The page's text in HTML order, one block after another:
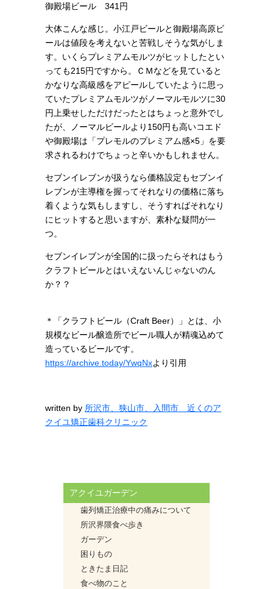
御殿場ビール 341円
大体こんな感じ。小江戸ビールと御殿場高原ビ
ールは値段を考えないと苦戦しそうな気がしま
す。いくらプレミアムモルツがヒットしたとい
っても215円ですから。ＣＭなどを見ていると
かなりな高級感をアピールしていたように思っ
ていたプレミアムモルツがノーマルモルツに30
円上乗せしただけだったとはちょっと意外でし
たが、ノーマルビールより150円も高いコエド
や御殿場は「プレモルのプレミアム感×5」を要
求されるわけでちょっと辛いかもしれません。
セブンイレブンが扱うなら価格設定もセブンイ
レブンが主導権を握ってそれなりの価格に落ち
着くような気もしますし、そうすればそれなり
にヒットすると思いますが、素朴な疑問が一
つ。
セブンイレブンが全国的に扱ったらそれはもう
クラフトビールとはいえないんじゃないのん
か？？
＊「クラフトビール（Craft Beer）」とは、小
規模なビール醸造所でビール職人が精魂込めて
造っているビールです。
https://archive.today/YwqNxより引用
written by 所沢市、狭山市、入間市 近くのア
クイユ矯正歯科クリニック
アクイユガーデン
歯列矯正治療中の痛みについて
所沢界隈食べ歩き
ガーデン
困りもの
ときたま日記
食べ物のこと